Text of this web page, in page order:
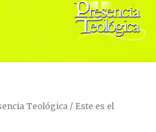
Teológica / Este es el